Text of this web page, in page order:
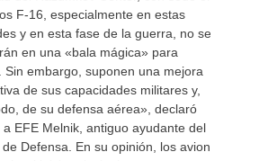
F-16, especialmente en estas
y en esta fase de la guerra, no se
en una «bala mágica» para
Sin embargo, suponen una mejora
de sus capacidades militares y,
de su defensa aérea», declaró
a EFE Melnik, antiguo ayudante del
Defensa. En su opinión, los aviones